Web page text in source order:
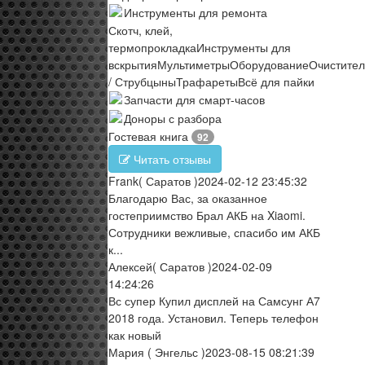
Инструменты для ремонта
Скотч, клей,
термопрокладкаИнструменты для
вскрытияМультиметрыОборудование
/ СтрубцыныТрафаретыВсё для пайки
Запчасти для смарт-часов
Доноры с разбора
Гостевая книга
92
Читать отзывы
Frank( Саратов )2024-02-12 23:45:32
Благодарю Вас, за оказанное
гостеприимство Брал АКБ на Xiaomi.
Сотрудники вежливые, спасибо им АКБ
к...
Алексей( Саратов )2024-02-09
14:24:26
Вс супер Купил дисплей на Самсунг А7
2018 года. Установил. Теперь телефон
как новый
Мария ( Энгельс )2023-08-15 08:21:39